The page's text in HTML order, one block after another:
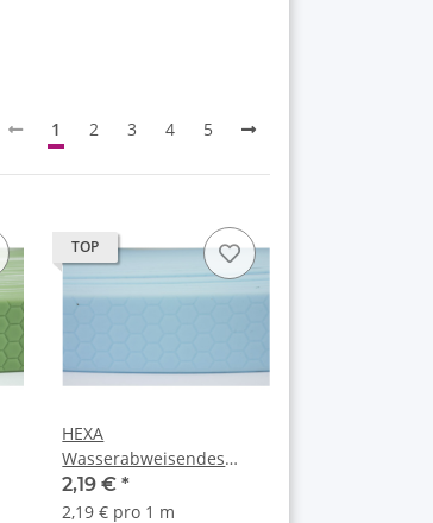
1 2 3 4 5
TOP
HEXA
Wasserabweisendes
Gurtband 10mm Pastell
Blau
2,19 €*
2,19 € pro 1 m